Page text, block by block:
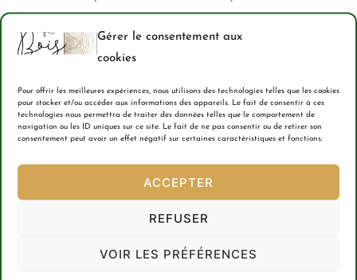
Gérer le consentement aux
cookies
Pour offrir les meilleures expériences, nous utilisons des technologies telles que les cookies
pour stocker et/ou accéder aux informations des appareils. Le fait de consentir à ces
technologies nous permettra de traiter des données telles que le comportement de
navigation ou les ID uniques sur ce site. Le fait de ne pas consentir ou de retirer son
consentement peut avoir un effet négatif sur certaines caractéristiques et fonctions.
ACCEPTER
REFUSER
VOIR LES PRÉFÉRENCES
besoins des divers projets des particuliers, des
architectes et des maîtres d’œuvre est une
préoccupation constante et où on ne cesse d’innover
pour trouver les solutions de demain. »